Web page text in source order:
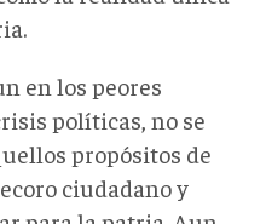
en los peores
políticas, no se
propósitos de
ciudadano y